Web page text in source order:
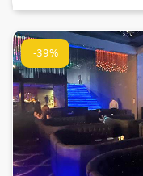
-39%